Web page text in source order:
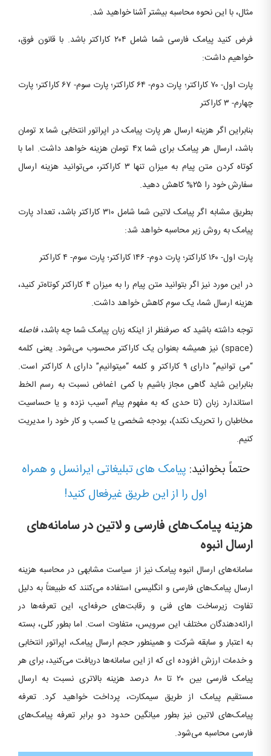
مثال، با این نحوه محاسبه بیشتر آشنا خواهید شد.
فرض کنید پیامک فارسی شما شامل ۲۰۴ کاراکتر باشد. با قانون فوق،
خواهیم داشت:
پارت اول- ۷۰ کاراکتر؛ پارت دوم- ۶۴ کاراکتر؛ پارت سوم- ۶۷ کاراکتر؛ پارت
چهارم- ۳ کاراکتر
بنابراین اگر هزینه ارسال هر پارت پیامک در اپراتور انتخابی شما x تومان
باشد، ارسال هر پیامک برای شما ۴x تومان هزینه خواهد داشت. اما با
کوتاه کردن متن پیام به میزان تنها ۳ کاراکتر، می‌توانید هزینه ارسال
سفارش خود را ۲۵% کاهش دهید.
بطریق مشابه اگر پیامک لاتین شما شامل ۳۱۰ کاراکتر باشد، تعداد پارت
پیامک به روش زیر محاسبه خواهد شد:
پارت اول- ۱۶۰ کاراکتر؛ پارت دوم- ۱۴۶ کاراکتر؛ پارت سوم- ۴ کاراکتر
در این مورد نیز اگر بتوانید متن پیام را به میزان ۴ کاراکتر کوتاه‌تر کنید،
هزینه ارسال شما، یک سوم کاهش خواهد داشت.
توجه داشته باشید که صرفنظر از اینکه زبان پیامک شما چه باشد، فاصله
(space) نیز همیشه بعنوان یک کاراکتر محسوب می‌شود. یعنی کلمه
“می توانیم” دارای ۹ کاراکتر و کلمه “میتوانیم” دارای ۸ کاراکتر است.
بنابراین شاید گاهی مجاز باشیم با کمی اغماض نسبت به رسم الخط
استاندارد زبان (تا حدی که به مفهوم پیام آسیب نزده و یا حساسیت
مخاطبان را تحریک نکند)، بودجه شخصی یا کسب و کار خود را مدیریت
کنیم.
حتماً بخوانید: پیامک‌ های تبلیغاتی ایرانسل و همراه
اول را از این طریق غیرفعال کنید!
هزینه پیامک‌های فارسی و لاتین در سامانه‌های
ارسال انبوه
سامانه‌های ارسال انبوه پیامک نیز از سیاست مشابهی در محاسبه هزینه
ارسال پیامک‌های فارسی و انگلیسی استفاده می‏‌کنند که طبیعتاً به دلیل
تفاوت زیرساخت های فنی و رقابت‌های حرفه‏‌ای، این تعرفه‌ها در
ارائه‌دهندگان مختلف این سرویس، متفاوت است. اما بطور کلی، بسته
به اعتبار و سابقه شرکت و همینطور حجم ارسال پیامک، اپراتور انتخابی
و خدمات ارزش افزوده ‌ای که از این سامانه‌ها دریافت می‌کنید، برای هر
پیامک فارسی بین ۲۰ تا ۸۰ درصد هزینه بالاتری نسبت به ارسال
مستقیم پیامک از طریق سیم‏کارت، پرداخت خواهید کرد. تعرفه
پیامک‌های لاتین نیز بطور میانگین حدود دو برابر تعرفه پیامک‌های
فارسی محاسبه می‌شود.